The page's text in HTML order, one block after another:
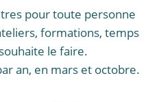
pour toute personne
formations, temps
le faire.
an, en mars et octobre.